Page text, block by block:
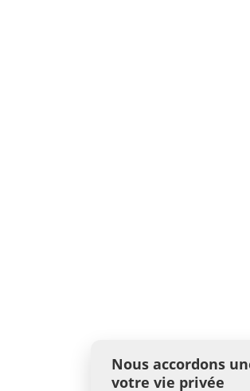
Nous accordons
votre vie privée